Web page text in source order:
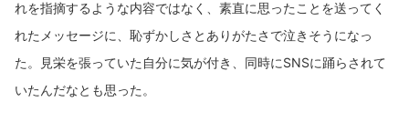
れを指摘するような内容ではなく、素直に思ったことを送ってく
れたメッセージに、恥ずかしさとありがたさで泣きそうになっ
た。見栄を張っていた自分に気が付き、同時にSNSに踊らされて
いたんだなとも思った。